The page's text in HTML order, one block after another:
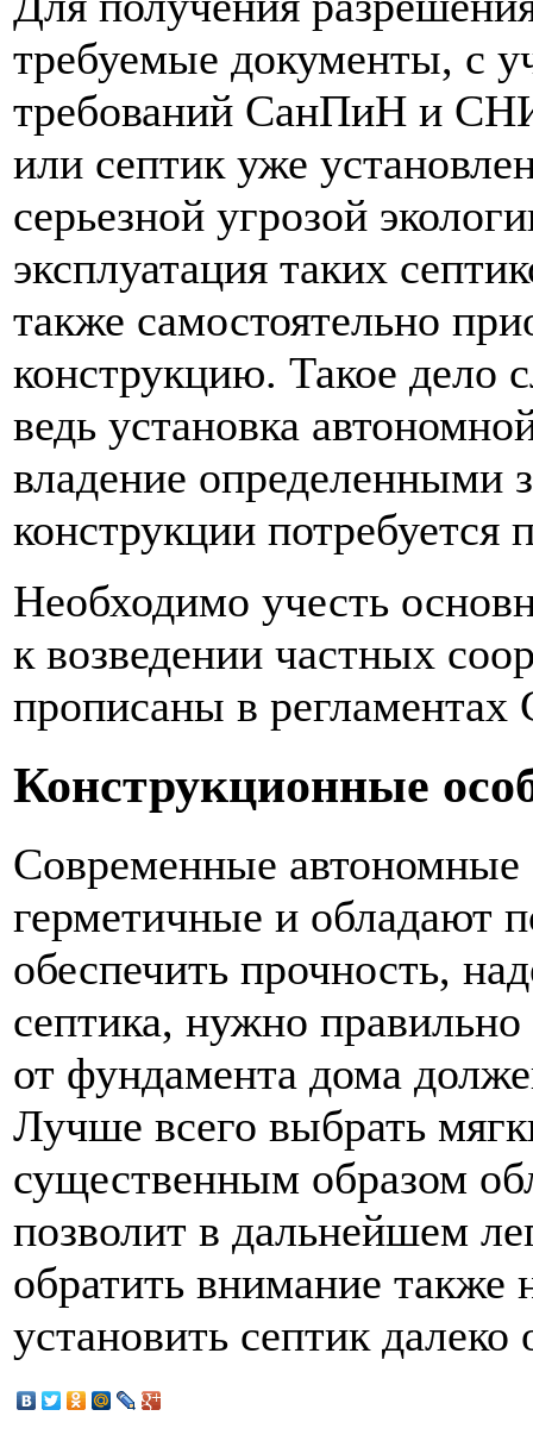
требуемые документы, с
требований СанПиН и
или септик уже
серьезной угрозой
эксплуатация таких
также самостоятельно
конструкцию. Такое дело
ведь установка
владение определенными
конструкции потребуется
Необходимо учесть
к возведении частных
прописаны в
Конструкционные
Современные
герметичные и обладают
обеспечить прочность,
септика, нужно
от фундамента дома
Лучше всего выбрать
существенным образом
позволит в дальнейшем
обратить внимание также
установить септик далеко